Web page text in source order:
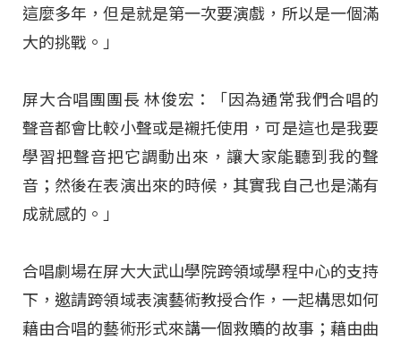
這麼多年，但是就是第一次要演戲，所以是一個滿
大的挑戰。」
屏大合唱團團長 林俊宏：「因為通常我們合唱的
聲音都會比較小聲或是襯托使用，可是這也是我要
學習把聲音把它調動出來，讓大家能聽到我的聲
音；然後在表演出來的時候，其實我自己也是滿有
成就感的。」
合唱劇場在屏大大武山學院跨領域學程中心的支持
下，邀請跨領域表演藝術教授合作，一起構思如何
藉由合唱的藝術形式來講一個救贖的故事；藉由曲